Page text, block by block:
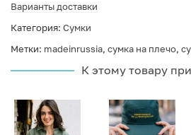
Варианты доставки
Категория: Сумки
Метки: madeinrussia, сумка на плечо,
К этому товару